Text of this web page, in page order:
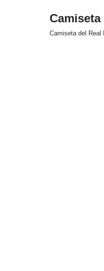
Camiseta del Real